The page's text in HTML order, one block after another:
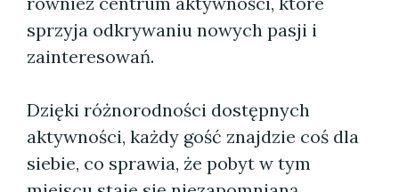
sprzyja odkrywaniu nowych pasji i
zainteresowań.
Dzięki różnorodności dostępnych
aktywności, każdy gość znajdzie coś dla
siebie, co sprawia, że pobyt w tym